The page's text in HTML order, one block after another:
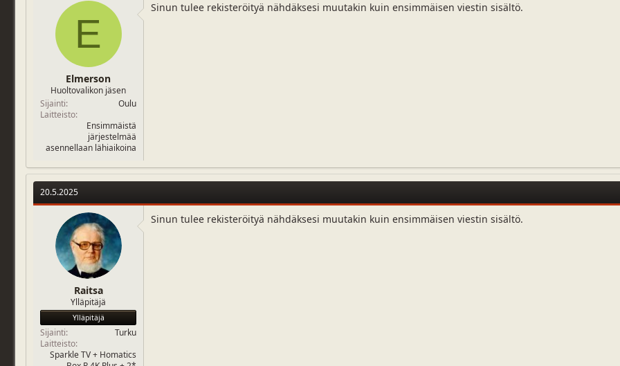
E
Elmerson
Huoltovalikon jäsen
Sijainti
Oulu
Laitteisto
Ensimmäistä
järjestelmää
asennellaan lähiaikoina
Sinun tulee rekisteröityä nähdäksesi muutakin kuin ensimmäisen viestin sisältö.
20.5.2025
Raitsa
Ylläpitäjä
Ylläpitäjä
Sijainti
Turku
Laitteisto
Sparkle TV + Homatics
Sinun tulee rekisteröityä nähdäksesi muutakin kuin ensimmäisen viestin sisältö.